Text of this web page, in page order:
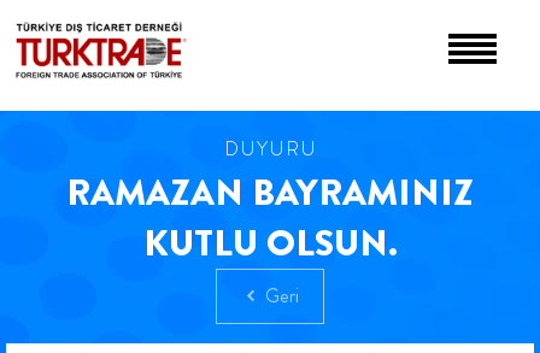
DUYURU
RAMAZAN BAYRAMINIZ
KUTLU OLSUN.
Geri